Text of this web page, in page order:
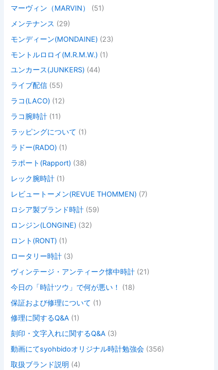
マーヴィン（MARVIN）
(51)
メンテナンス (29)
モンディーン(MONDAINE) (23)
モントルロロイ(M.R.M.W.) (1)
ユンカース(JUNKERS) (44)
ライブ配信 (55)
ラコ(LACO) (12)
ラコ腕時計 (11)
ラッピングについて (1)
ラドー(RADO) (1)
ラポート(Rapport) (38)
レック腕時計 (1)
レビュートーメン(REVUE THOMMEN) (7)
ロシア製ブランド時計 (59)
ロンジン(LONGINE) (32)
ロント(RONT) (1)
ロータリー時計 (3)
ヴィンテージ・アンティーク懐中時計 (21)
今日の「時計ツウ」で何が悪い！
(18)
保証および修理について (1)
修理に関するQ&A (1)
刻印・文字入れに関するQ&A (3)
動画にてsyohbidoオリジナル時計勉強会 (356)
取扱ブランド説明 (4)